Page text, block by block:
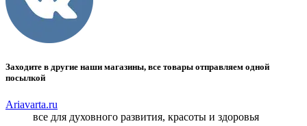
Заходите в другие наши магазины, все товары отправляем одной
посылкой
Ariavarta.ru
все для духовного развития, красоты и здоровья